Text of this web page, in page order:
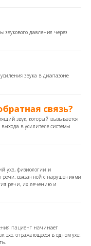
звукового давления через
звука в диапазоне
связь?
звук, который вызывается
в усилителе системы
уха, физиологии и
речи, связанной с нарушениями
речи, их лечению и
пациент начинает
эхо, отражающееся в одном ухе.